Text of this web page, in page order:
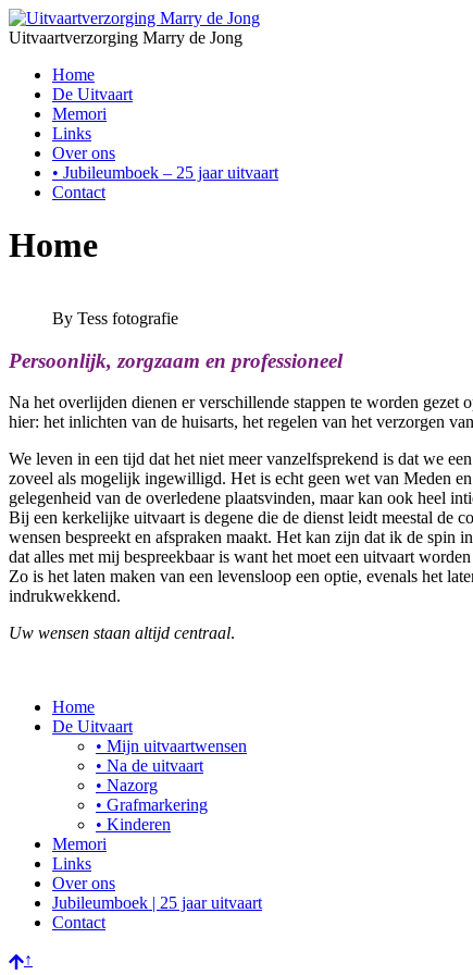
Uitvaartverzorging Marry de Jong
Home
De Uitvaart
Memori
Links
Over ons
• Jubileumboek – 25 jaar uitvaart
Contact
Home
By Tess fotografie
Persoonlijk, zorgzaam en professioneel
Na het overlijden dienen er verschillende stappen te worden
hier: het inlichten van de huisarts, het regelen van het verzorgen
We leven in een tijd dat het niet meer vanzelfsprekend is dat we
zoveel als mogelijk ingewilligd. Het is echt geen wet van Meden
gelegenheid van de overledene plaatsvinden, maar kan ook heel
Bij een kerkelijke uitvaart is degene die de dienst leidt meestal de
wensen bespreekt en afspraken maakt. Het kan zijn dat ik de spin
dat alles met mij bespreekbaar is want het moet een uitvaart
Zo is het laten maken van een levensloop een optie, evenals het
indrukwekkend.
Uw wensen staan altijd centraal.
Home
De Uitvaart
• Mijn uitvaartwensen
• Na de uitvaart
• Nazorg
• Grafmarkering
• Kinderen
Memori
Links
Over ons
Jubileumboek | 25 jaar uitvaart
Contact
↑